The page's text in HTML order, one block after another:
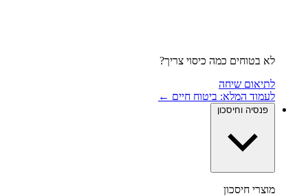
לא בטוחים כמה כיסוי צריך?
לתיאום שיחה
לעמוד המלא: ביטוח חיים ←
פנסיה וחיסכון
מוצרי חיסכון